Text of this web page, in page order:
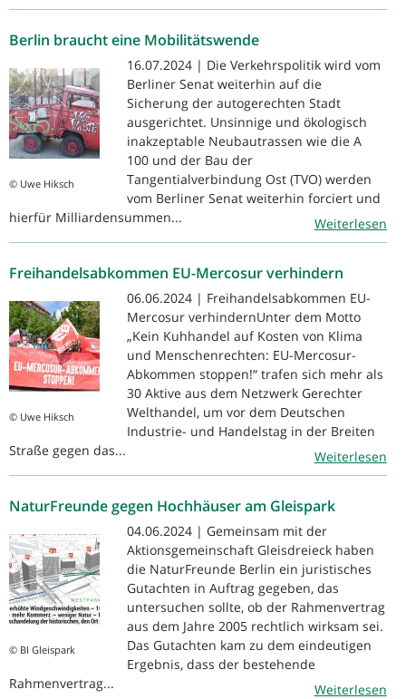
Berlin braucht eine Mobilitätswende
© Uwe Hiksch
16.07.2024 | Die Verkehrspolitik wird vom
Berliner Senat weiterhin auf die
Sicherung der autogerechten Stadt
ausgerichtet. Unsinnige und ökologisch
inakzeptable Neubautrassen wie die A
100 und der Bau der
Tangentialverbindung Ost (TVO) werden
vom Berliner Senat weiterhin forciert und
hierfür Milliardensummen...
Weiterlesen
Freihandelsabkommen EU-Mercosur verhindern
© Uwe Hiksch
06.06.2024 | Freihandelsabkommen EU-
Mercosur verhindernUnter dem Motto
„Kein Kuhhandel auf Kosten von Klima
und Menschenrechten: EU-Mercosur-
Abkommen stoppen!“ trafen sich mehr als
30 Aktive aus dem Netzwerk Gerechter
Welthandel, um vor dem Deutschen
Industrie- und Handelstag in der Breiten
Straße gegen das...
Weiterlesen
NaturFreunde gegen Hochhäuser am Gleispark
© BI Gleispark
04.06.2024 | Gemeinsam mit der
Aktionsgemeinschaft Gleisdreieck haben
die NaturFreunde Berlin ein juristisches
Gutachten in Auftrag gegeben, das
untersuchen sollte, ob der Rahmenvertrag
aus dem Jahre 2005 rechtlich wirksam sei.
Das Gutachten kam zu dem eindeutigen
Ergebnis, dass der bestehende
Rahmenvertrag...
Weiterlesen